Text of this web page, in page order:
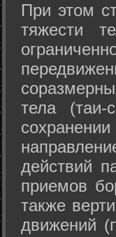
При этом
тяжести
тела (таи-
действий
приемов
также
движений